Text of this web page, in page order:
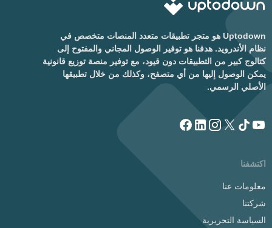
Uptodown هو متجر تطبيقات متعدد المنصات متخصص في
نظام الأندرويد. هدفنا هو توفير الوصول المجاني والمفتوح إلى
كتالوج كبير من التطبيقات دون قيود، مع توفير منصة توزيع قانونية
يمكن الوصول إليها من أي متصفح، وكذلك من خلال تطبيقها
الأصلي الرسمي.
اكتشفنا
معلومات عنا
شركتنا
السياسة التحريرية